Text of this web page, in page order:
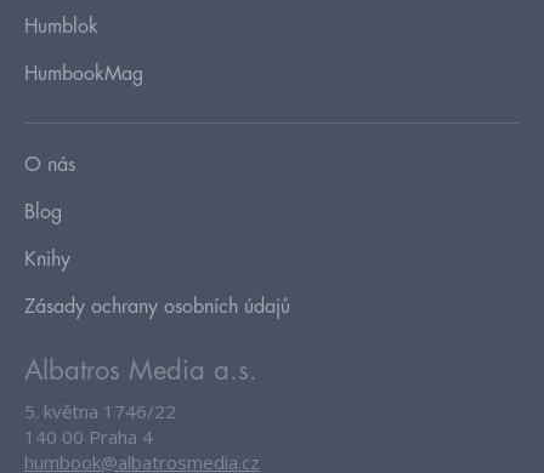
Humblok
HumbookMag
O nás
Blog
Knihy
Zásady ochrany osobních údajů
Albatros Media a.s.
5. května 1746/22
140 00 Praha 4
humbook@albatrosmedia.cz